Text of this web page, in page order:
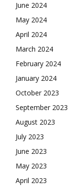
June 2024
May 2024
April 2024
March 2024
February 2024
January 2024
October 2023
September 2023
August 2023
July 2023
June 2023
May 2023
April 2023